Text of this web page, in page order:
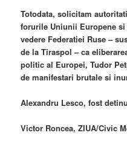
Totodata, solicitam
forurile Uniunii Europene si
vedere Federatiei Ruse –
de la Tiraspol – ca
politic al Europei, Tudor
de manifestari brutale si
Alexandru Lesco, fost
Victor Roncea, ZIUA/Civic